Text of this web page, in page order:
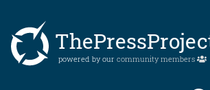
powered by our community members